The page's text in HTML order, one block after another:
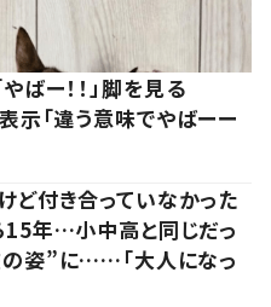
ばー！！」脚を見る
「違う意味でやばーー
ど付き合っていなかった
15年…小中高と同じだっ
姿”に……「大人になっ